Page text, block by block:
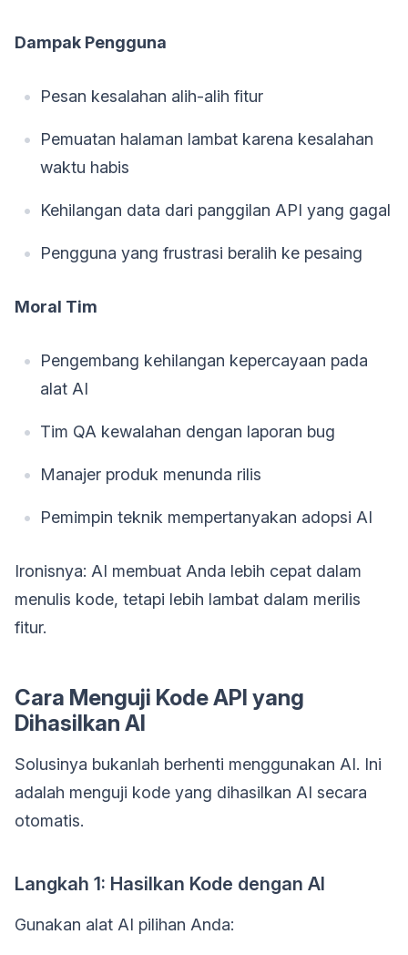
Dampak Pengguna
Pesan kesalahan alih-alih fitur
Pemuatan halaman lambat karena kesalahan
waktu habis
Kehilangan data dari panggilan API yang gagal
Pengguna yang frustrasi beralih ke pesaing
Moral Tim
Pengembang kehilangan kepercayaan pada
alat AI
Tim QA kewalahan dengan laporan bug
Manajer produk menunda rilis
Pemimpin teknik mempertanyakan adopsi AI
Ironisnya: AI membuat Anda lebih cepat dalam
menulis kode, tetapi lebih lambat dalam merilis
fitur.
Cara Menguji Kode API yang
Dihasilkan AI
Solusinya bukanlah berhenti menggunakan AI. Ini
adalah menguji kode yang dihasilkan AI secara
otomatis.
Langkah 1: Hasilkan Kode dengan AI
Gunakan alat AI pilihan Anda: